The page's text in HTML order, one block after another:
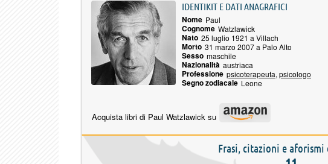
IDENTIKIT E DATI ANAGRAFICI
Nome Paul
Cognome Watzlawick
Nato 25 luglio 1921 a Villach
Morto 31 marzo 2007 a Palo Alto
Sesso maschile
Nazionalità austriaca
Professione psicoterapeuta, psicologo
Segno zodiacale Leone
Acquista libri di Paul Watzlawick su
Frasi, citazioni e